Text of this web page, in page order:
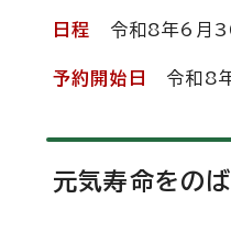
日程 令和8年6月30
予約開始日 令和8年
元気寿命をの